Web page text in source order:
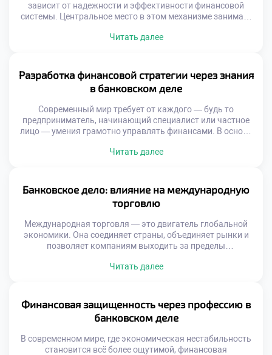
зависит от надежности и эффективности финансовой
системы. Центральное место в этом механизме занимает
капитала, управление рисками и поддержку как частных
возможностью — это реальный путь к устойчивому
развитию общества. […]
Читать далее
Разработка финансовой стратегии через знания
в банковском деле
Современный мир требует от каждого — будь то
предприниматель, начинающий специалист или частное
лицо — умения грамотно управлять финансами. В основе
накопление средств, а осознанная разработка
строится уверенность в завтрашнем дне, реализуются
масштабные проекты и достигаются […]
Читать далее
Банковское дело: влияние на международную
торговлю
Международная торговля — это двигатель глобальной
экономики. Она соединяет страны, объединяет рынки и
позволяет компаниям выходить за пределы
ключевую роль играет банковское дело. Банковское дело
эффективной банковской системы международные
сделки были бы рискованными, медленными и
непредсказуемыми. Современные торговые потоки […]
Читать далее
Финансовая защищенность через профессию в
банковском деле
В современном мире, где экономическая нестабильность
становится всё более ощутимой, финансовая